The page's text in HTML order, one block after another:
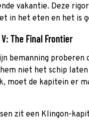
vakantie. Deze
in het eten en het is
The Final Frontier
bemanning
niet het schip
moet de kapitein er
zit een Klingon-